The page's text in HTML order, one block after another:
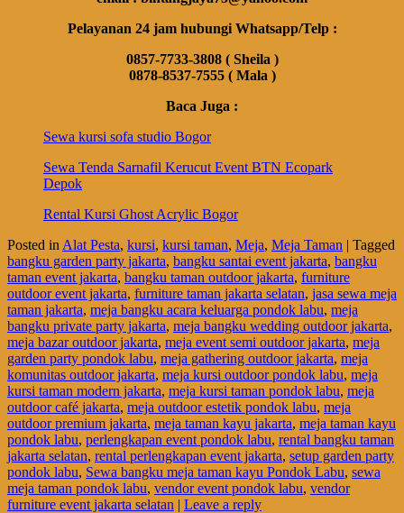
Pelayanan 24 jam hubungi Whatsapp/Telp :
0857-7733-3808 ( Sheila )
0878-8537-7555 ( Mala )
Baca Juga :
Sewa kursi sofa studio Bogor
Sewa Tenda Sarnafil Kerucut Event BTN Ecopark
Depok
Rental Kursi Ghost Acrylic Bogor
Posted in Alat Pesta, kursi, kursi taman, Meja, Meja Taman | Tagged
bangku garden party jakarta, bangku santai event jakarta, bangku
taman event jakarta, bangku taman outdoor jakarta, furniture
outdoor event jakarta, furniture taman jakarta selatan, jasa sewa meja
taman jakarta, meja bangku acara keluarga pondok labu, meja
bangku private party jakarta, meja bangku wedding outdoor jakarta,
meja bazar outdoor jakarta, meja event semi outdoor jakarta, meja
garden party pondok labu, meja gathering outdoor jakarta, meja
komunitas outdoor jakarta, meja kursi outdoor pondok labu, meja
kursi taman modern jakarta, meja kursi taman pondok labu, meja
outdoor café jakarta, meja outdoor estetik pondok labu, meja
outdoor premium jakarta, meja taman kayu jakarta, meja taman kayu
pondok labu, perlengkapan event pondok labu, rental bangku taman
jakarta selatan, rental perlengkapan event jakarta, setup garden party
pondok labu, Sewa bangku meja taman kayu Pondok Labu, sewa
meja taman pondok labu, vendor event pondok labu, vendor
furniture event jakarta selatan | Leave a reply